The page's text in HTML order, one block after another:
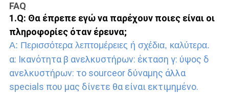
FAQ
1.Q: Θα έπρεπε εγώ να παρέχουν ποιες είναι οι
πληροφορίες όταν έρευνα;
Α: Περισσότερα λεπτομέρειες ή σχέδια, καλύτερα.
α: Ικανότητα β ανελκυστήρων: έκταση γ: ύψος δ
ανελκυστήρων: το sourceor δύναμης άλλα
specials που μας δίνετε θα είναι εκτιμημένο.